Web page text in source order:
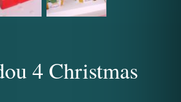
4 Christmas